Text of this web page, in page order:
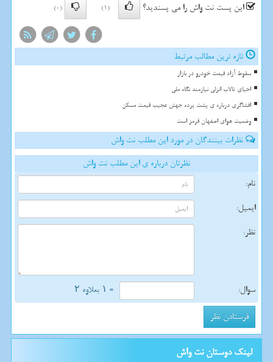
این پست نت واش را می پسندید؟
(1)
(0)
تازه ترین مطالب مرتبط
سقوط آزاد قیمت خودرو در بازار
احیای تالاب انزلی نیازمند نگاه ملی
افشاگری درباره ی پشت پرده جهش عجیب قیمت مسکن
وضعیت هوای اصفهان قرمز است
نظرات بینندگان در مورد این مطلب نت واش
نظرتان درباره ی این مطلب نت واش
نام:
ایمیل:
نظر:
سوال: = ۱ بعلاوه ۲
لینک دوستان نت واش